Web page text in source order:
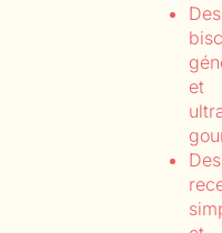
Des
et
Des